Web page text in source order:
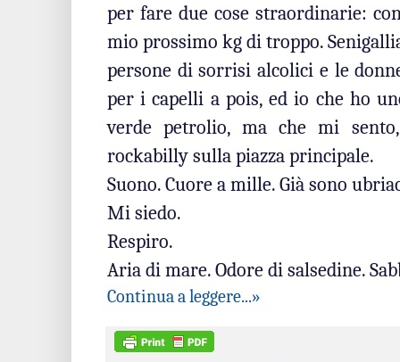
per fare due cose straordinarie:
mio prossimo kg di troppo.
persone di sorrisi alcolici e le
per i capelli a pois, ed io che ho
verde petrolio, ma che mi
rockabilly sulla piazza principale.
Suono. Cuore a mille. Già sono
Mi siedo.
Respiro.
Aria di mare. Odore di salsedine.
Continua a leggere...»